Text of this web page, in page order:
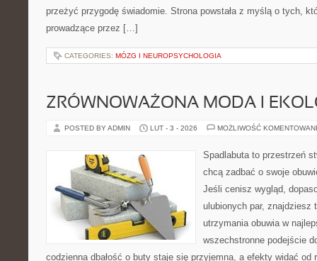
przeżyć przygodę świadomie. Strona powstała z myślą o tych,
prowadzące przez […]
CATEGORIES: MÓZG I NEUROPSYCHOLOGIA
ZRÓWNOWAŻONA MODA I
POSTED BY ADMIN LUT - 3 - 2026 MOŻLIWOŚĆ
Spadlabuta to przestrzeń
chcą zadbać o swoje
Jeśli cenisz wygląd,
ulubionych par, znajdziesz
utrzymania obuwia w
wszechstronne podejście
codzienna dbałość o buty staje się przyjemna, a efekty widać od